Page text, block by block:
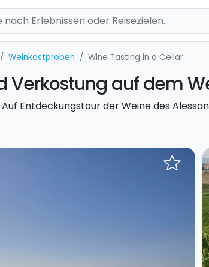
Weinkostproben Wine Tasting in a Cellar
Verkostung auf dem
Entdeckungstour der Weine des